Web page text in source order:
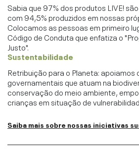
Sabia que 97% dos produtos LIVE!
com 94,5% produzidos em nossas
Colocamos as pessoas em primeiro
Código de Conduta que enfatiza o
Justo".
Sustentabilidade
Retribuição para o Planeta: apoiamos
governamentais que atuam na
conservação do meio ambiente,
crianças em situação de
Saiba mais sobre nossas iniciativas